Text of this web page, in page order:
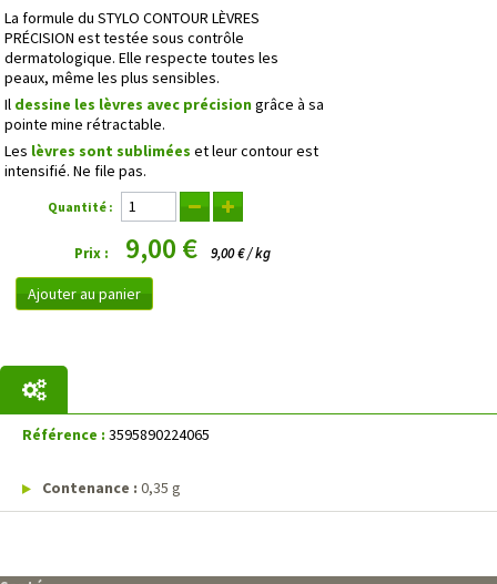
La formule du STYLO CONTOUR LÈVRES
PRÉCISION est testée sous contrôle
dermatologique. Elle respecte toutes les
peaux, même les plus sensibles.
Il dessine les lèvres avec précisiongrâce à sa
pointe mine rétractable.
Les lèvres sont sublimées et leur contour est
intensifié. Ne file pas.
Quantité :
Prix : 9,00 € 9,00 € / kg
Ajouter au panier
Référence : 3595890224065
Contenance : 0,35 g